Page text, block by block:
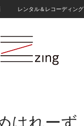
レンタル＆レコーディング